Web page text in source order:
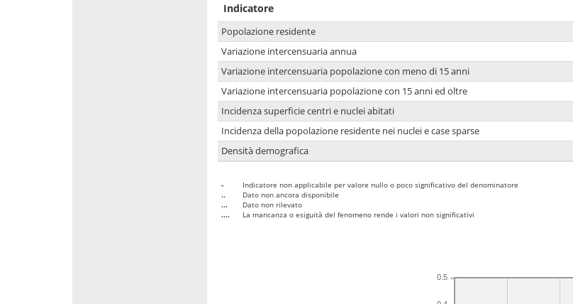
Indicatore
Popolazione residente
Variazione intercensuaria annua
Variazione intercensuaria popolazione con meno di 15 anni
Variazione intercensuaria popolazione con 15 anni ed oltre
Incidenza superficie centri e nuclei abitati
Incidenza della popolazione residente nei nuclei e case sparse
Densità demografica
-
Indicatore non applicabile per valore nullo o poco significativo del denominatore
..
Dato non ancora disponibile
...
Dato non rilevato
....
La mancanza o esiguità del fenomeno rende i valori non significativi
0.5